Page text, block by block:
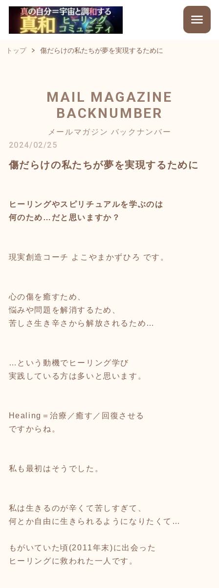
トップ 傷だらけの私たちが夢を実現するために
MAIL MAGAZINE
BACKNUMBER
メールマガジン バックナンバー
2024/02/25
傷だらけの私たちが夢を実現するために
ヒーリングやスピリチュアルを学ぶのは
何のため…だと思いますか？
現実創造コーチ よこやまかずひろ です。
心の傷を癒すため、
悩みや問題を解消するため、
苦しさ生き辛さから解放されるため…
…という動機でヒーリング学び
実践している方は多いと思います。
Healing＝治療／癒す／回復させる
ですからね。
私も最初はそうでした。
私は生きるのが辛くて苦しすぎて、
何とか自由に生きられるようになりたくて…
もがいていた頃(2011年末)に出会った
ヒーリングに救われた一人です。